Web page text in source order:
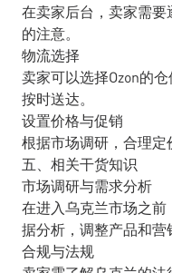
在卖家后台，卖家需
的注意。
物流选择
卖家可以选择Ozon的
按时送达。
设置价格与促销
根据市场调研，合理
五、相关干货知识
市场调研与需求分析
在进入乌克兰市场之
据分析，调整产品和营
合规与法规